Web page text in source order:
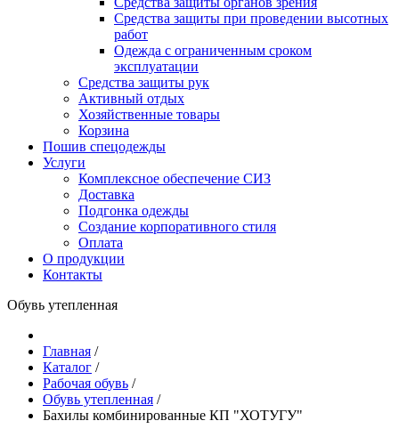
Средства защиты при проведении высотных
работ
Одежда с ограниченным сроком
эксплуатации
Средства защиты рук
Активный отдых
Хозяйственные товары
Корзина
Пошив спецодежды
Услуги
Комплексное обеспечение СИЗ
Доставка
Подгонка одежды
Создание корпоративного стиля
Оплата
О продукции
Контакты
Обувь утепленная
Главная /
Каталог /
Рабочая обувь /
Обувь утепленная /
Бахилы комбинированные КП "ХОТУГУ"